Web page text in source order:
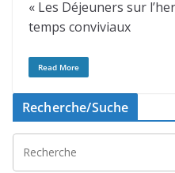
« Les Déjeuners sur
temps conviviaux
Read More
Recherche/Suche